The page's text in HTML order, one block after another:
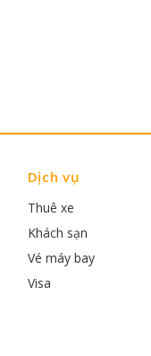
Dịch vụ
Thuê xe
Khách sạn
Vé máy bay
Visa